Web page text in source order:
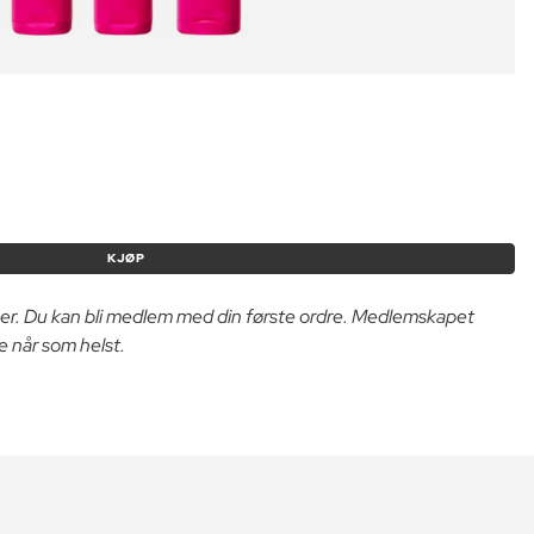
KJØP
Du kan bli medlem med din første ordre. Medlemskapet
når som helst.